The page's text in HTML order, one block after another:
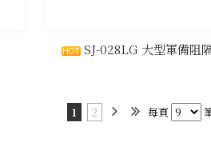
SJ-028LG 大型軍備阻
1 2 每頁